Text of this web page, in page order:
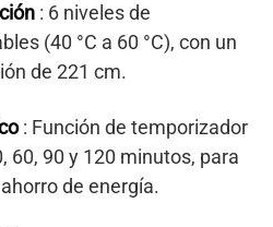
: 6 niveles de
(40 °C a 60 °C), con un
de 221 cm.
: Función de temporizador
60, 90 y 120 minutos, para
de energía.